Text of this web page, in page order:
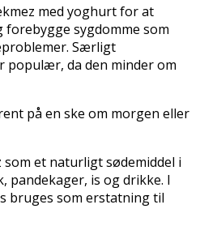
med yoghurt for at
sygdomme som
Særligt
populær, da den minder om
på en ske om morgen eller
et naturligt sødemiddel i
pandekager, is og drikke. I
bruges som erstatning til